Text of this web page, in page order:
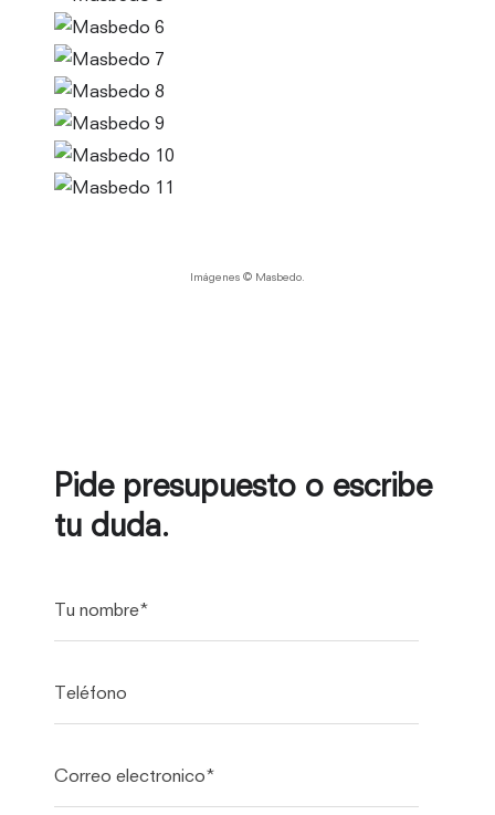
Imágenes © Masbedo.
Pide presupuesto o escribe
tu duda.